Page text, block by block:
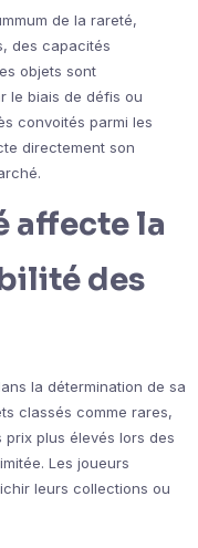
de la rareté,
des capacités
objets sont
le biais de défis ou
convoités parmi les
directement son
affecte la
des
la détermination de sa
classés comme rares,
plus élevés lors des
Les joueurs
leurs collections ou